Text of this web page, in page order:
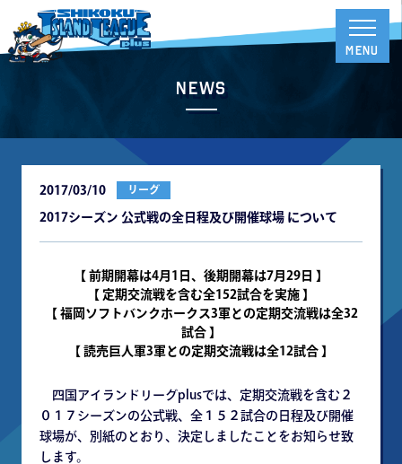
News
2017/03/10 リーグ
2017シーズン 公式戦の全日程及び開催球場 について
【 前期開幕は4月1日、後期開幕は7月29日 】
【 定期交流戦を含む全152試合を実施 】
【 福岡ソフトバンクホークス3軍との定期交流戦は全32
試合 】
【 読売巨人軍3軍との定期交流戦は全12試合 】
四国アイランドリーグplusでは、定期交流戦を含む２
０１７シーズンの公式戦、全１５２試合の日程及び開催
球場が、別紙のとおり、決定しましたことをお知らせ致
します。